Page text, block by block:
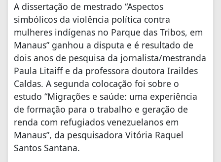
A dissertação de mestrado “Aspectos
simbólicos da violência política contra
mulheres indígenas no Parque das Tribos, em
Manaus” ganhou a disputa e é resultado de
dois anos de pesquisa da jornalista/mestranda
Paula Litaiff e da professora doutora Iraildes
Caldas. A segunda colocação foi sobre o
estudo “Migrações e saúde: uma experiência
de formação para o trabalho e geração de
renda com refugiados venezuelanos em
Manaus”, da pesquisadora Vitória Raquel
Santos Santana.